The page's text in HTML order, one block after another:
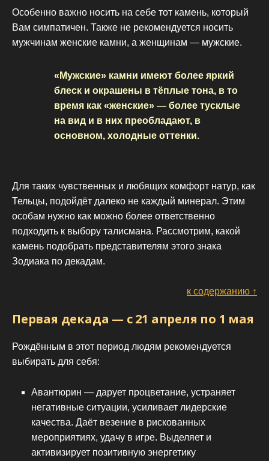
Особенно важно носить на себе тот камень, который
Вам симпатичен. Также не рекомендуется носить
мужчинам женские камни, а женщинам — мужские.
«Мужские» камни имеют более яркий
блеск и окрашены в тёплые тона, в то
время как «женские» — более тусклые
на вид и в них преобладают, в
основном, холодные оттенки.
Для таких чувственных и любящих комфорт натур, как
Тельцы, подойдёт далеко не каждый минерал. Этим
особам нужно как можно более ответственно
подходить к выбору талисмана. Рассмотрим, какой
камень подобрать представителям этого знака
Зодиака по декадам.
к содержанию ↑
Первая декада — с 21 апреля по 1 мая
Рождённым в этот период людям рекомендуется
выбирать для себя:
Авантюрин — дарует процветание, устраняет
негативные ситуации, усиливает лидерские
качества. Даёт везение в рискованных
мероприятиях, удачу в игре. Выделяет и
активизирует позитивную энергетику